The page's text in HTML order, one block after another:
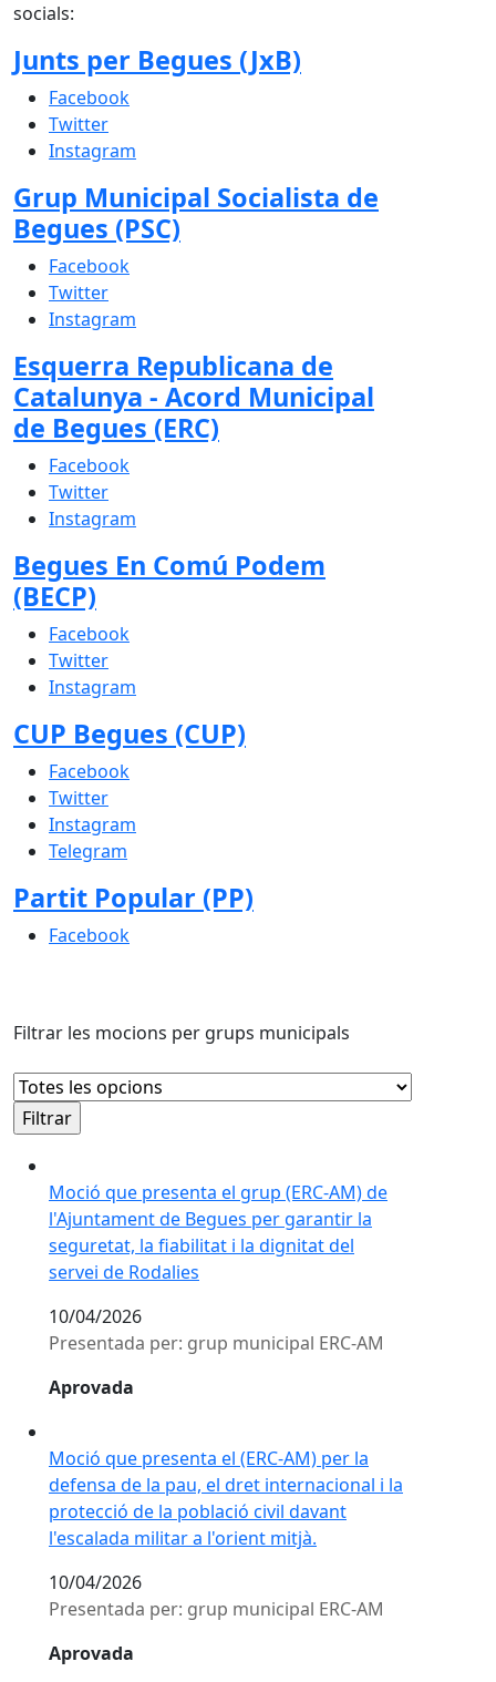
socials:
Junts per Begues (JxB)
Facebook
Twitter
Instagram
Grup Municipal Socialista de
Begues (PSC)
Facebook
Twitter
Instagram
Esquerra Republicana de
Catalunya - Acord Municipal
de Begues (ERC)
Facebook
Twitter
Instagram
Begues En Comú Podem
(BECP)
Facebook
Twitter
Instagram
CUP Begues (CUP)
Facebook
Twitter
Instagram
Telegram
Partit Popular (PP)
Facebook
Filtrar les mocions per grups municipals
Moció que presenta el grup (ERC-AM) de
l'Ajuntament de Begues per garantir la
seguretat, la fiabilitat i la dignitat del
servei de Rodalies
10/04/2026
Presentada per: grup municipal ERC-AM
Aprovada
Moció que presenta el (ERC-AM) per la
defensa de la pau, el dret internacional i la
protecció de la població civil davant
l'escalada militar a l'orient mitjà.
10/04/2026
Presentada per: grup municipal ERC-AM
Aprovada